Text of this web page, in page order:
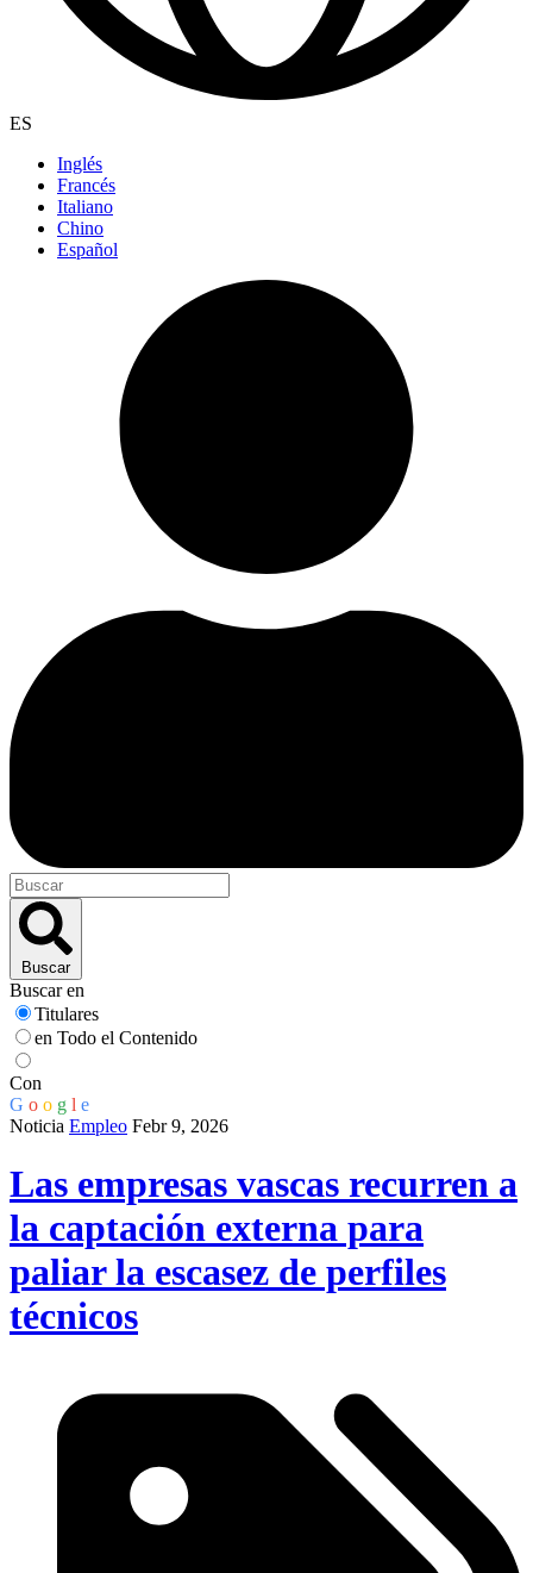
ES
Inglés
Francés
Italiano
Chino
Español
Buscar
Buscar en
Titulares
en Todo el Contenido
Con
G o o g l e
Noticia Empleo Febr 9, 2026
Las empresas vascas recurren a
la captación externa para
paliar la escasez de perfiles
técnicos